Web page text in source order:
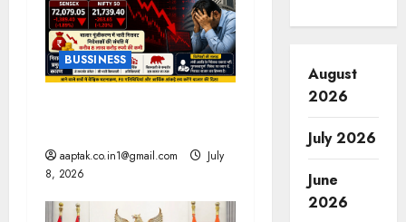
BUSSINESS
aaptak.co.in1@gmail.com
July
8, 2026
August
2026
July 2026
June
2026